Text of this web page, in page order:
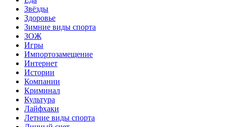
Звёзды
Здоровье
Зимние виды спорта
ЗОЖ
Игры
Импортозамещение
Интернет
Истории
Компании
Криминал
Культура
Лайфхаки
Летние виды спорта